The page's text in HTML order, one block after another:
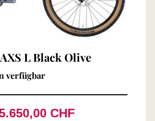
L Black Olive
verfügbar
CHF